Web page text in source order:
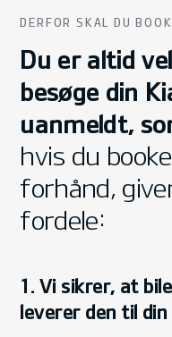
DERFOR SKAL DU
Du er altid
besøge din
uanmeldt,
hvis du
forhånd,
fordele:
1. Vi sikrer, at
leverer den til